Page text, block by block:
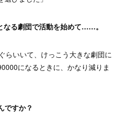
なる劇団で活動を始めて……。
らいいて、けっこう大きな劇団に
になるときに、かなり減りま
ですか？